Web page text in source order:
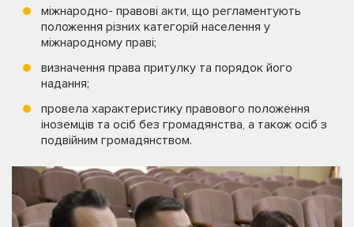
міжнародно- правові акти, що регламентують
положення різних категорій населення у
міжнародному праві;
визначення права притулку та порядок його
надання;
провела характеристику правового положення
іноземців та осіб без громадянства, а також осіб з
подвійним громадянством.